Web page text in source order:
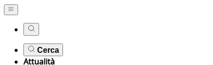
Cerca
Attualità